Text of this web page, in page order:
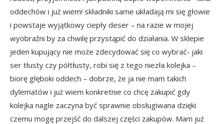
oddechów i już wiem! składniki same układają mi się głowie
i powstaje wyjątkowy ciepły deser – na razie w mojej
wyobraźni by za chwilę przystąpić do działania. W sklepie
jeden kupujący nie może zdecydować się co wybrać- jaki
ser tłusty czy półtłusty, robi się z tego niezła kolejka –
biorę głęboki oddech – dobrze, że ja nie mam takich
dylematów i już wiem konkretnie co chcę zakupić gdy
kolejka nagle zaczyna być sprawnie obsługiwana dzięki
czemu mogę przejść do dalszej części zakupów. Mam już